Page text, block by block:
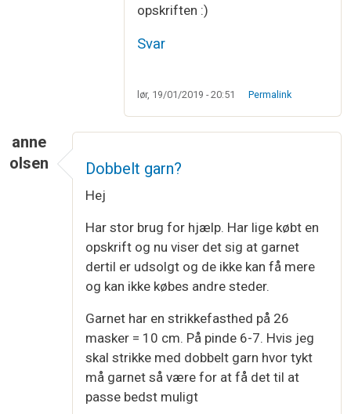
opskriften :)
Svar
lør, 19/01/2019 - 20:51 Permalink
anne
olsen
Dobbelt garn?
Hej
Har stor brug for hjælp. Har lige købt en
opskrift og nu viser det sig at garnet
dertil er udsolgt og de ikke kan få mere
og kan ikke købes andre steder.
Garnet har en strikkefasthed på 26
masker = 10 cm. På pinde 6-7. Hvis jeg
skal strikke med dobbelt garn hvor tykt
må garnet så være for at få det til at
passe bedst muligt